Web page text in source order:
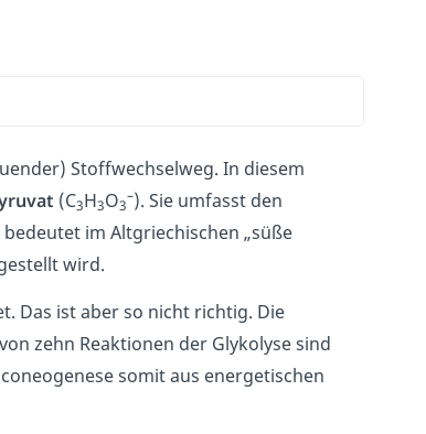
Stoffwechselweg. In diesem
(C3H3O3
–). Sie umfasst den
im Altgriechischen „süße
wird.
Das ist aber so nicht richtig. Die
zehn Reaktionen der Glykolyse sind
somit aus energetischen